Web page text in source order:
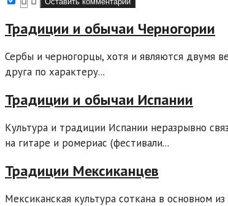
Традиции и обычаи Черногории
Сербы и черногорцы, хотя и являются двумя
друга по характеру...
Традиции и обычаи Испании
Культура и традиции Испании неразрывно
на гитаре и ромериас (фестивали...
Традиции Мексиканцев
Мексиканская культура соткана в основном